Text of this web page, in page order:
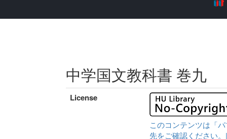
中学国文教科書 巻九
License
このコンテンツは「
先をご確認ください